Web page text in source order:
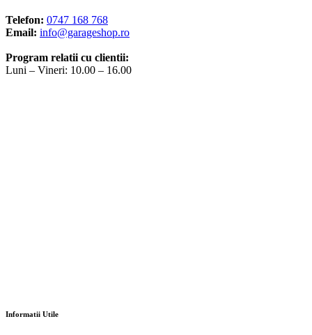
Telefon: 0747 168 768
Email: info@garageshop.ro
Program relatii cu clientii:
Luni – Vineri: 10.00 – 16.00
Informatii Utile